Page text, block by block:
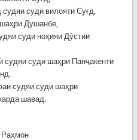
суди вилояти Суғд,
Душанбе,
суди ноҳияи Дӯстии
суди шаҳри Панҷакенти
судяи суди шаҳри
шавад.
Раҳмон